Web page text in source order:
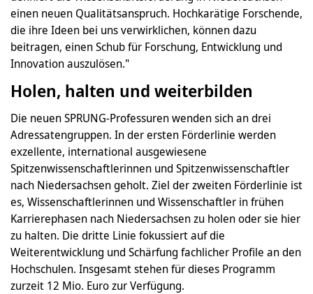
einen neuen Qualitätsanspruch. Hochkarätige Forschende,
die ihre Ideen bei uns verwirklichen, können dazu
beitragen, einen Schub für Forschung, Entwicklung und
Innovation auszulösen."
Holen, halten und weiterbilden
Die neuen SPRUNG-Professuren wenden sich an drei
Adressatengruppen. In der ersten Förderlinie werden
exzellente, international ausgewiesene
Spitzenwissenschaftlerinnen und Spitzenwissenschaftler
nach Niedersachsen geholt. Ziel der zweiten Förderlinie ist
es, Wissenschaftlerinnen und Wissenschaftler in frühen
Karrierephasen nach Niedersachsen zu holen oder sie hier
zu halten. Die dritte Linie fokussiert auf die
Weiterentwicklung und Schärfung fachlicher Profile an den
Hochschulen. Insgesamt stehen für dieses Programm
zurzeit 12 Mio. Euro zur Verfügung.